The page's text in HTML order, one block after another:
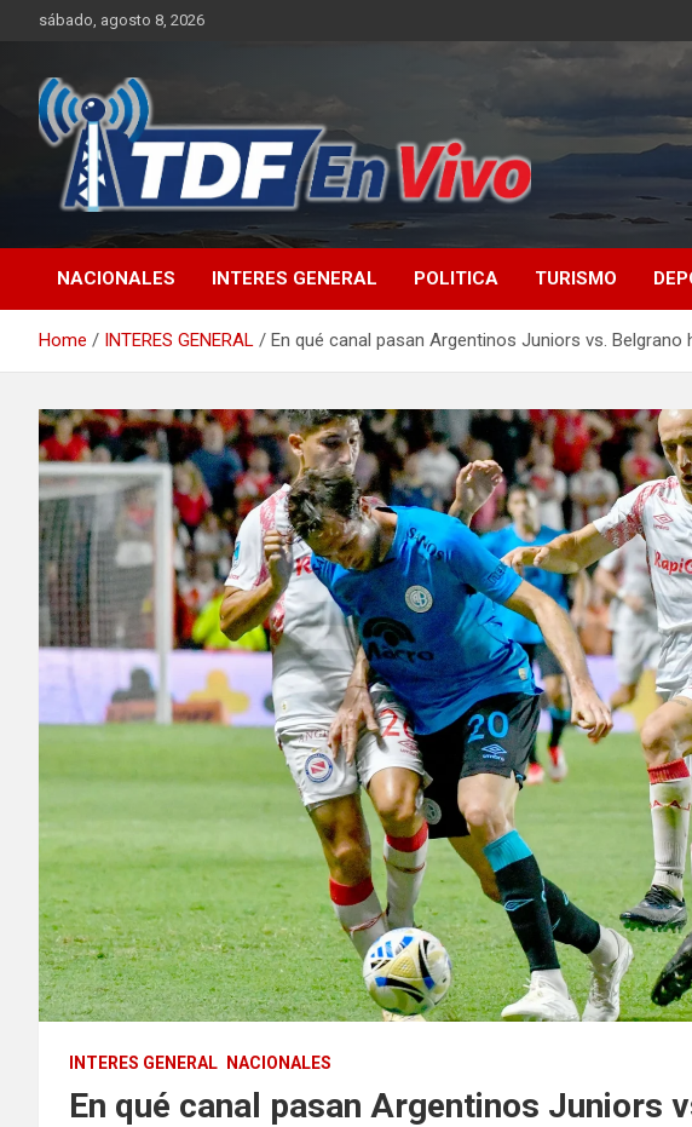
sábado, agosto 8, 2026
NACIONALES INTERES GENERAL POLITICA TURISMO
Home INTERES GENERAL En qué canal pasan Argentinos Juniors vs.
INTERES GENERAL NACIONALES
En qué canal pasan Argentinos Juniors